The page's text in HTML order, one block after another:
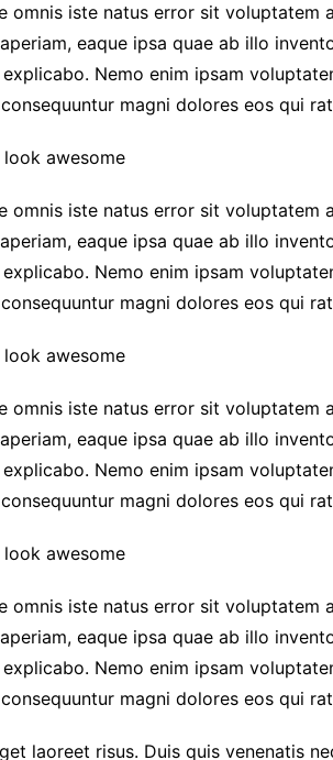
omnis iste natus error sit voluptatem
eaque ipsa quae ab illo
Nemo enim ipsam
magni dolores eos qui
awesome
omnis iste natus error sit voluptatem
eaque ipsa quae ab illo
Nemo enim ipsam
magni dolores eos qui
awesome
omnis iste natus error sit voluptatem
eaque ipsa quae ab illo
Nemo enim ipsam
magni dolores eos qui
awesome
omnis iste natus error sit voluptatem
eaque ipsa quae ab illo
Nemo enim ipsam
magni dolores eos qui
laoreet risus. Duis quis venenatis